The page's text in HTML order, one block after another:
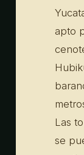
apto
Las
se